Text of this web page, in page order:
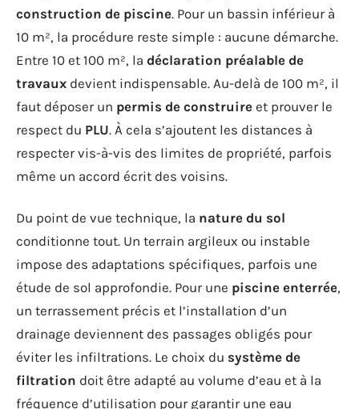
construction de piscine. Pour un bassin inférieur à
10 m², la procédure reste simple : aucune démarche.
Entre 10 et 100 m², la déclaration préalable de
travaux devient indispensable. Au-delà de 100 m², il
faut déposer un permis de construire et prouver le
respect du PLU. À cela s’ajoutent les distances à
respecter vis-à-vis des limites de propriété, parfois
même un accord écrit des voisins.
Du point de vue technique, la nature du sol
conditionne tout. Un terrain argileux ou instable
impose des adaptations spécifiques, parfois une
étude de sol approfondie. Pour une piscine enterrée,
un terrassement précis et l’installation d’un
drainage deviennent des passages obligés pour
éviter les infiltrations. Le choix du système de
filtration doit être adapté au volume d’eau et à la
fréquence d’utilisation pour garantir une eau